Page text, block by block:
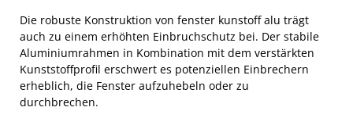
Die robuste Konstruktion von fenster kunstoff alu trägt
auch zu einem erhöhten Einbruchschutz bei. Der stabile
Aluminiumrahmen in Kombination mit dem verstärkten
Kunststoffprofil erschwert es potenziellen Einbrechern
erheblich, die Fenster aufzuhebeln oder zu
durchbrechen.